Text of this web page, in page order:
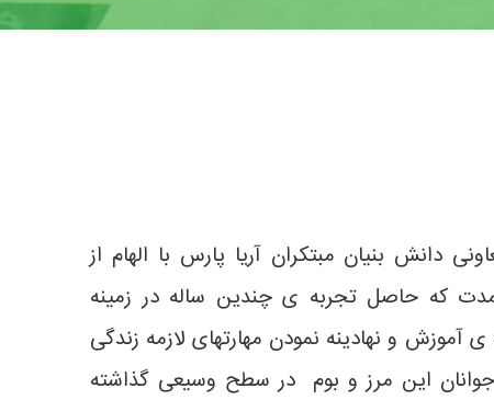
دانش بنیان مبتکران آریا­ پارس با الهام از
که حاصل تجربه ی چندین ساله در زمینه
و نهادینه نمودن مهارتهای لازمه زندگی
و جوانان این مرز و بوم در سطح وسیعی گذاشته